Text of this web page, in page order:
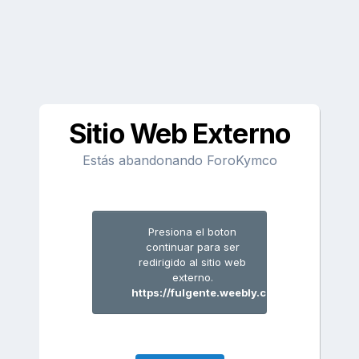
Sitio Web Externo
Estás abandonando ForoKymco
Presiona el boton
continuar para ser
redirigido al sitio web
externo.
https://fulgente.weebly.com